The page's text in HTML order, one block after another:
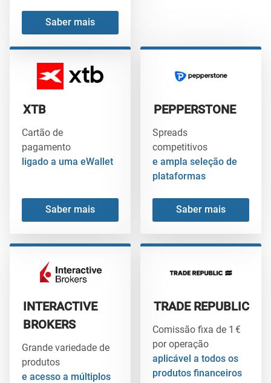
Saber mais
XTB
Cartão de
pagamento
ligado a uma eWallet
Saber mais
PEPPERSTONE
Spreads
competitivos
e ampla seleção de
plataformas
Saber mais
INTERACTIVE
BROKERS
Grande variedade de
produtos
e acesso a múltiplos
TRADE REPUBLIC
Comissão fixa de 1 €
por operação
aplicável a todos os
produtos financeiros